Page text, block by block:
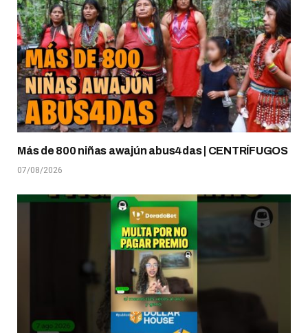
Más de 800 niñas awajún abus4das | CENTRÍFUGOS
07/08/2026